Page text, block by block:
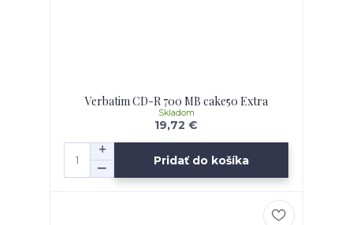
Verbatim CD-R 700 MB cake50 Extra
19,72 €
Skladom
Pridať do košíka